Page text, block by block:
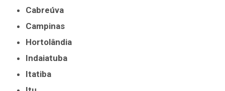
Cabreúva
Campinas
Hortolândia
Indaiatuba
Itatiba